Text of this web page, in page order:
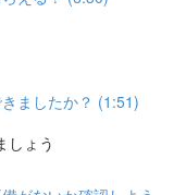
ましたか？ (1:51)
しょう